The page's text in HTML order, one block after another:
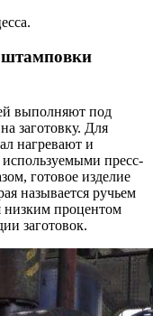
штамповки
выполняют под
заготовку. Для
нагревают и
пресс-
готовое изделие
называется ручьем
низким процентом
заготовок.